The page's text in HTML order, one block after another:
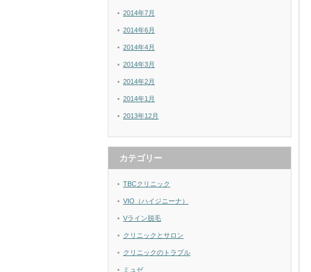
2014年7月
2014年6月
2014年4月
2014年3月
2014年2月
2014年1月
2013年12月
カテゴリー
TBCクリニック
VIO（ハイジニーナ）
Vライン脱毛
クリニックとサロン
クリニックのトラブル
ミュゼ